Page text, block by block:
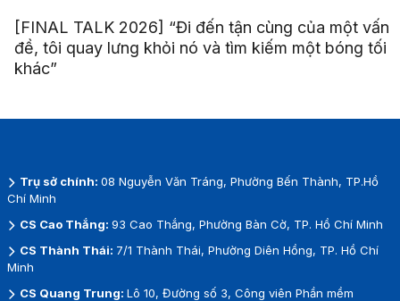
[FINAL TALK 2026] “Đi đến tận cùng của một vấn
đề, tôi quay lưng khỏi nó và tìm kiếm một bóng tối
khác”
Trụ sở chính: 08 Nguyễn Văn Tráng, Phường Bến Thành, TP.Hồ
Chí Minh
CS Cao Thắng: 93 Cao Thắng, Phường Bàn Cờ, TP. Hồ Chí Minh
CS Thành Thái: 7/1 Thành Thái, Phường Diên Hồng, TP. Hồ Chí
Minh
CS Quang Trung: Lô 10, Đường số 3, Công viên Phần mềm